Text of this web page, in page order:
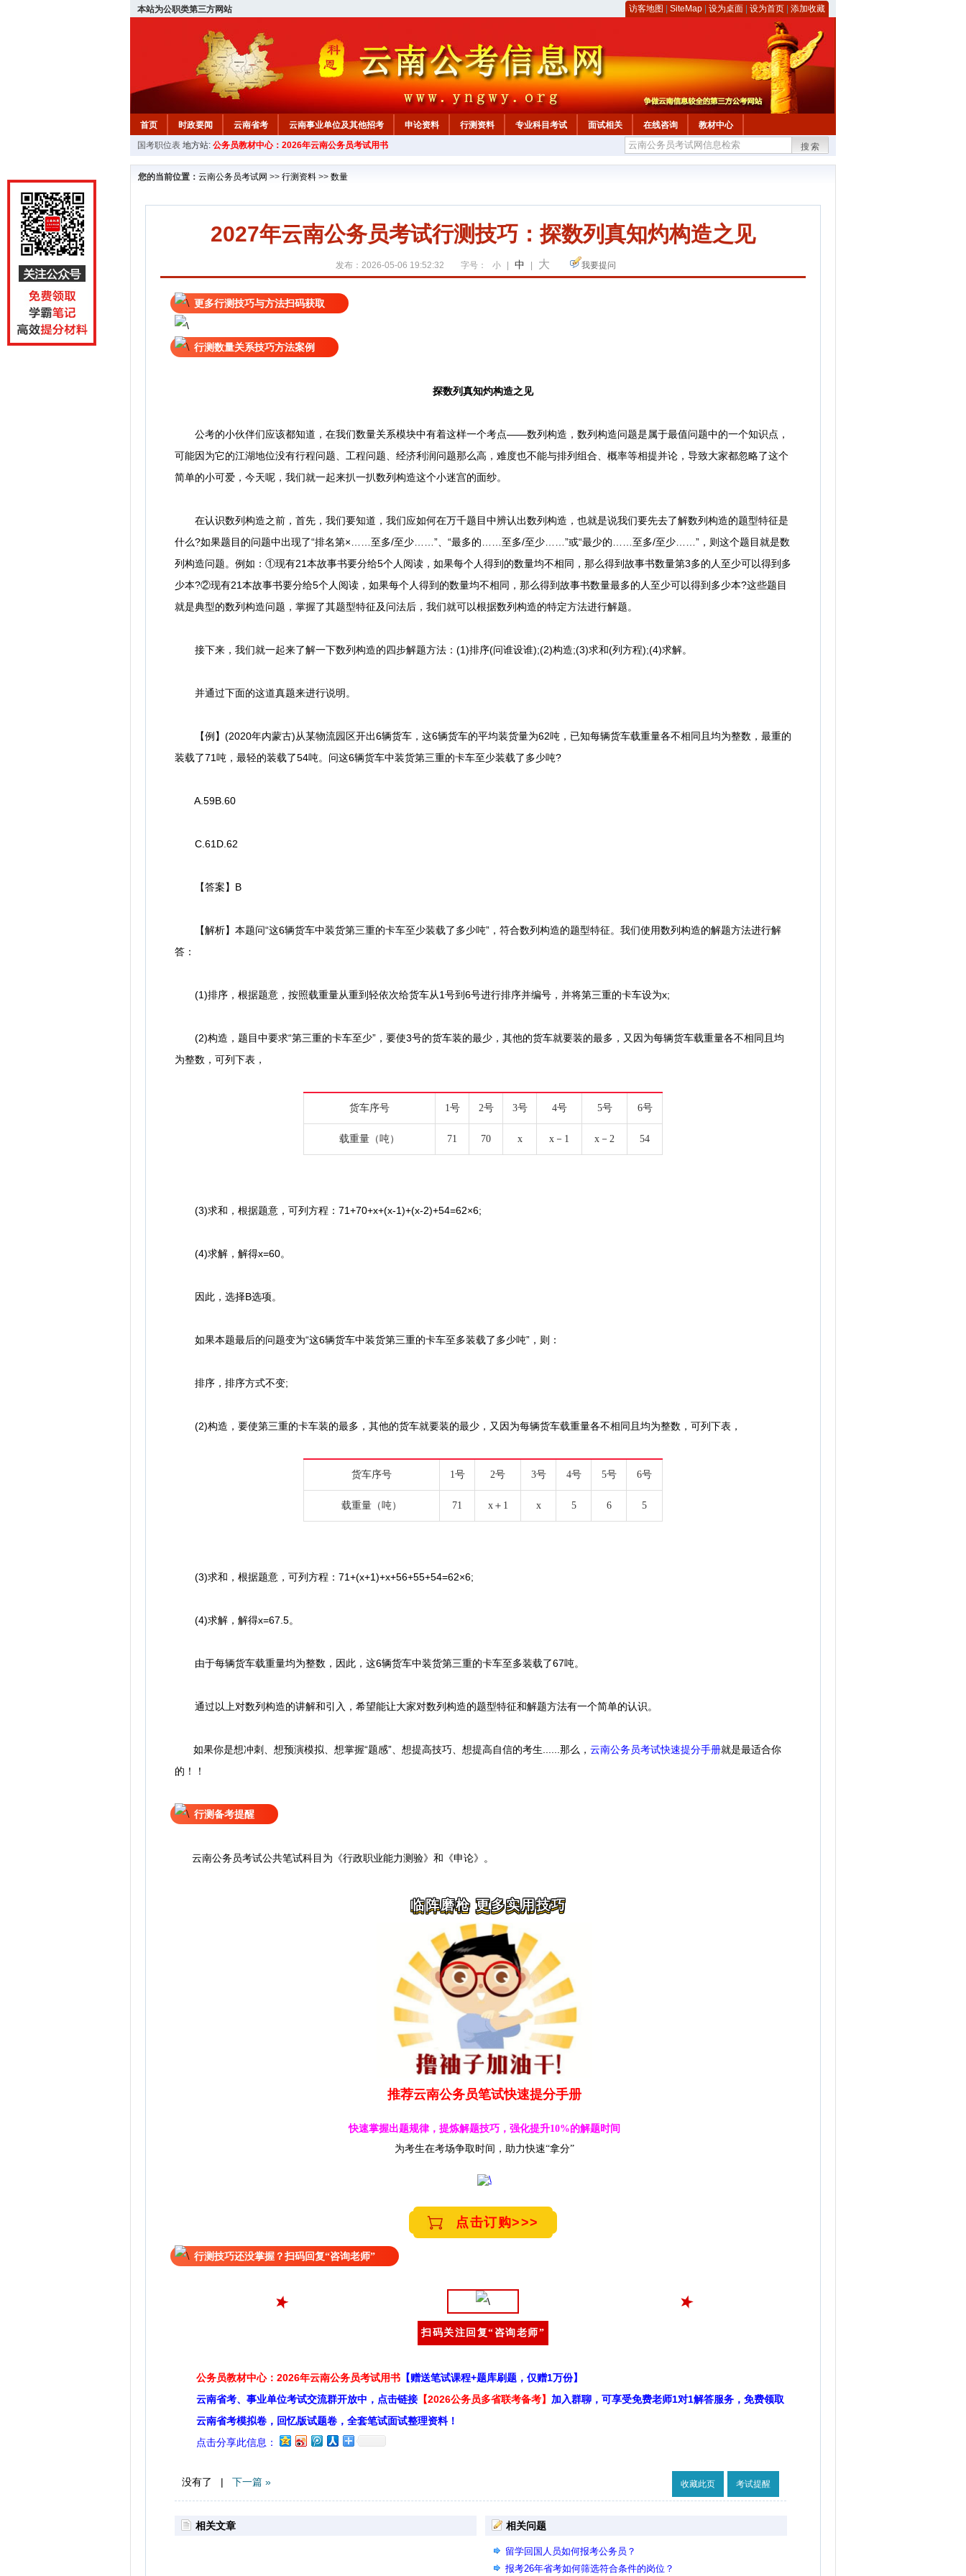
本站为公职类第三方网站 访客地图 SiteMap 设为桌面 设为首页 添加收藏
首页 时政要闻 云南省考 云南事业单位及其他招考 申论资料 行测资料 专业科目考试 面试相关 在线咨询
教材中心
国考职位表 地方站: 公务员教材中心：2026年云南公务员考试用书 搜索
您的当前位置： 云南公务员考试网 >> 行测资料 >> 数量
2027年云南公务员考试行测技巧：探数列真知灼构造之见
发布：2026-05-06 19:52:32 字号： 小 中 大 我要提问
更多行测技巧与方法扫码获取
行测数量关系技巧方法案例
探数列真知灼构造之见
公考的小伙伴们应该都知道，在我们数量关系模块中有着这样一个考点——数列构造，数列构造问题是属于最值问题中的一个知识点，
可能因为它的江湖地位没有行程问题、工程问题、经济利润问题那么高，难度也不能与排列组合、概率等相提并论，导致大家都忽略了这个
简单的小可爱，今天呢，我们就一起来扒一扒数列构造这个小迷宫的面纱。
在认识数列构造之前，首先，我们要知道，我们应如何在万千题目中辨认出数列构造，也就是说我们要先去了解数列构造的题型特征是
什么?如果题目的问题中出现了“排名第×……至多/至少……”、“最多的……至多/至少……”或“最少的……至多/至少……”，则这个题目就是数
列构造问题。例如：①现有21本故事书要分给5个人阅读，如果每个人得到的数量均不相同，那么得到故事书数量第3多的人至少可以得到多
少本?②现有21本故事书要分给5个人阅读，如果每个人得到的数量均不相同，那么得到故事书数量最多的人至少可以得到多少本?这些题目
就是典型的数列构造问题，掌握了其题型特征及问法后，我们就可以根据数列构造的特定方法进行解题。
接下来，我们就一起来了解一下数列构造的四步解题方法：(1)排序(问谁设谁);(2)构造;(3)求和(列方程);(4)求解。
并通过下面的这道真题来进行说明。
【例】(2020年内蒙古)从某物流园区开出6辆货车，这6辆货车的平均装货量为62吨，已知每辆货车载重量各不相同且均为整数，最重的
装载了71吨，最轻的装载了54吨。问这6辆货车中装货第三重的卡车至少装载了多少吨?
A.59B.60
C.61D.62
【答案】B
【解析】本题问“这6辆货车中装货第三重的卡车至少装载了多少吨”，符合数列构造的题型特征。我们使用数列构造的解题方法进行解
答：
(1)排序，根据题意，按照载重量从重到轻依次给货车从1号到6号进行排序并编号，并将第三重的卡车设为x;
(2)构造，题目中要求“第三重的卡车至少”，要使3号的货车装的最少，其他的货车就要装的最多，又因为每辆货车载重量各不相同且均
为整数，可列下表，
货车序号 1号 2号 3号 4号 5号 6号
载重量（吨） 71 70 x x－1 x－2 54
(3)求和，根据题意，可列方程：71+70+x+(x-1)+(x-2)+54=62×6;
(4)求解，解得x=60。
因此，选择B选项。
如果本题最后的问题变为“这6辆货车中装货第三重的卡车至多装载了多少吨”，则：
排序，排序方式不变;
(2)构造，要使第三重的卡车装的最多，其他的货车就要装的最少，又因为每辆货车载重量各不相同且均为整数，可列下表，
货车序号 1号 2号 3号 4号 5号 6号
载重量（吨） 71 x＋1 x 5 6 5
(3)求和，根据题意，可列方程：71+(x+1)+x+56+55+54=62×6;
(4)求解，解得x=67.5。
由于每辆货车载重量均为整数，因此，这6辆货车中装货第三重的卡车至多装载了67吨。
通过以上对数列构造的讲解和引入，希望能让大家对数列构造的题型特征和解题方法有一个简单的认识。
如果你是想冲刺、想预演模拟、想掌握“题感”、想提高技巧、想提高自信的考生......那么， 云南公务员考试快速提分手册就是最适合你
的！！
行测备考提醒
云南公务员考试公共笔试科目为《行政职业能力测验》和《申论》 。
临阵磨枪 更多实用技巧
推荐云南公务员笔试快速提分手册
快速掌握出题规律，提炼解题技巧，强化提升10%的解题时间
为考生在考场争取时间，助力快速“拿分”
点击订购>>>
行测技巧还没掌握？扫码回复“咨询老师”
扫码关注回复“咨询老师”
公务员教材中心：2026年云南公务员考试用书 【赠送笔试课程+题库刷题，仅赠1万份】
云南省考、事业单位考试交流群开放中，点击链接 【2026公务员多省联考备考】 加入群聊，可享受免费老师1对1解答服务，免费领取
云南省考模拟卷，回忆版试题卷，全套笔试面试整理资料！
点击分享此信息：
没有了 | 下一篇 » 收藏此页 考试提醒
相关文章 相关问题
留学回国人员如何报考公务员？
报考26年省考如何筛选符合条件的岗位？